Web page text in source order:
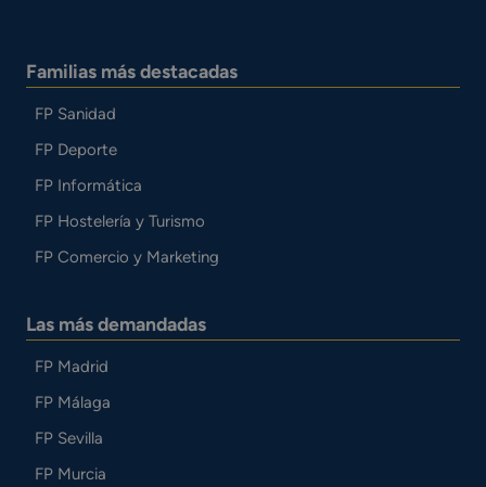
Familias más destacadas
FP Sanidad
FP Deporte
FP Informática
FP Hostelería y Turismo
FP Comercio y Marketing
Las más demandadas
FP Madrid
FP Málaga
FP Sevilla
FP Murcia